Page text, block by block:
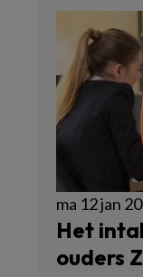
ma 12 jan
Het
ouders